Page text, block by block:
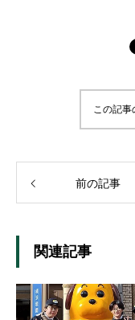
この記事
前の記事
関連記事